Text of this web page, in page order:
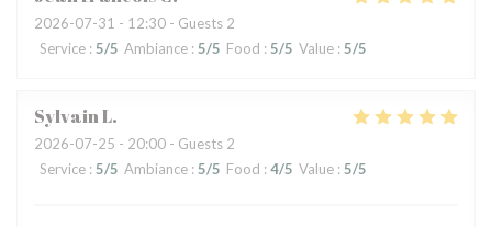
2026-07-31 - 12:30 - Guests 2
Service : 5/5 Ambiance : 5/5 Food : 5/5 Value : 5/5
SylvainL
2026-07-25 - 20:00 - Guests 2
Service : 5/5 Ambiance : 5/5 Food : 4/5 Value : 5/5